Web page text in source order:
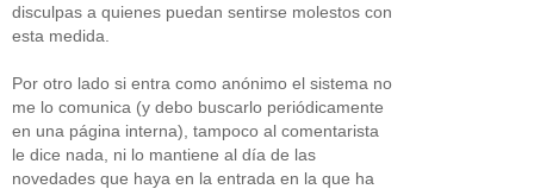
disculpas a quienes puedan sentirse molestos con
esta medida.
Por otro lado si entra como anónimo el sistema no
me lo comunica (y debo buscarlo periódicamente
en una página interna), tampoco al comentarista
le dice nada, ni lo mantiene al día de las
novedades que haya en la entrada en la que ha